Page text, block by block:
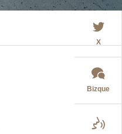
企業や学校を対象に
たします。ご興味の
X
Bizque
